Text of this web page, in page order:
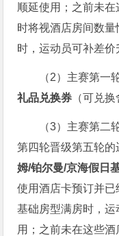
顺延使用；之前未
时将视酒店房间数
时，运动员可补差价
（2）主赛第一
礼品兑换券 （可兑
（3）主赛第二
第四轮晋级第五轮
姆/铂尔曼/京海假日
使用酒店卡预订并
基础房型满房时，
用；之前未在这些